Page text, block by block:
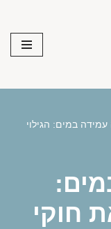
במים: הגילוי
חוקי